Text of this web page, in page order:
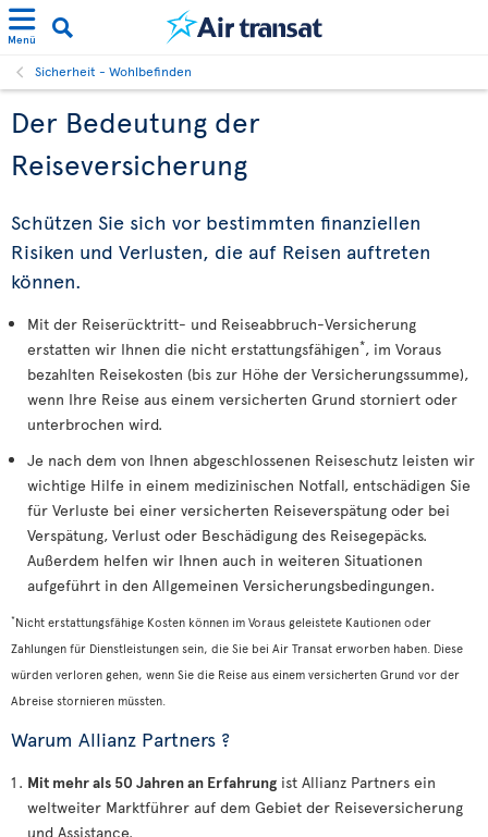
Menü
Sicherheit - Wohlbefinden
Der Bedeutung der
Reiseversicherung
Schützen Sie sich vor bestimmten finanziellen
Risiken und Verlusten, die auf Reisen auftreten
können.
Mit der Reiserücktritt- und Reiseabbruch-Versicherung
erstatten wir Ihnen die nicht erstattungsfähigen*, im Voraus
bezahlten Reisekosten (bis zur Höhe der Versicherungssumme),
wenn Ihre Reise aus einem versicherten Grund storniert oder
unterbrochen wird.
Je nach dem von Ihnen abgeschlossenen Reiseschutz leisten wir
wichtige Hilfe in einem medizinischen Notfall, entschädigen Sie
für Verluste bei einer versicherten Reiseverspätung oder bei
Verspätung, Verlust oder Beschädigung des Reisegepäcks.
Außerdem helfen wir Ihnen auch in weiteren Situationen
aufgeführt in den Allgemeinen Versicherungsbedingungen.
*Nicht erstattungsfähige Kosten können im Voraus geleistete Kautionen oder
Zahlungen für Dienstleistungen sein, die Sie bei Air Transat erworben haben. Diese
würden verloren gehen, wenn Sie die Reise aus einem versicherten Grund vor der
Abreise stornieren müssten.
Warum Allianz Partners ?
Mit mehr als 50 Jahren an Erfahrung ist Allianz Partners ein
weltweiter Marktführer auf dem Gebiet der Reiseversicherung
und Assistance.